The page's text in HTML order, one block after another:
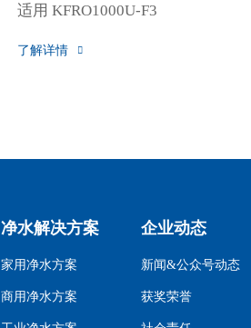
适用 KFRO1000U-F3
了解详情
净水解决方案
家用净水方案
商用净水方案
企业动态
新闻&公众号动态
获奖荣誉